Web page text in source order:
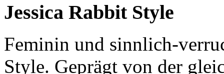
Jessica Rabbit Style
Feminin und sinnlich-
Style. Geprägt von der